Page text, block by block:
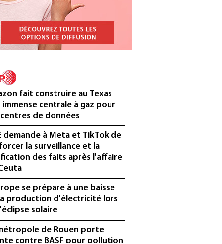
fait construire au Texas
immense centrale à gaz pour
centres de données
demande à Meta et TikTok de
la surveillance et la
des faits après l'affaire
se prépare à une baisse
production d'électricité lors
solaire
de Rouen porte
contre BASF pour pollution